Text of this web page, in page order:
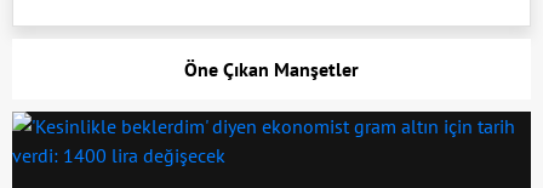
Öne Çıkan Manşetler